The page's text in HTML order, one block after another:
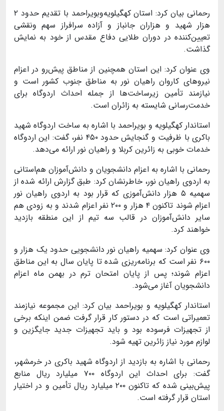
رحمانی بیان کرد: استان کهگیلویه‌وبویراحمد با تقدیم حدود ۲
هزار شهید و هزاران جانباز و آزاده سرافراز سهم ونقشی
تعیین‌کننده در دوران طلایی دفاع مقدس از خود به نمایش
گذاشت.
وی عنوان کرد: این استان همچنین از مناطق پیش‌رو در اعزام
نیروهای کاروان راهیان نور به مناطق جنوب کشور است و
نیازمند تأمین زیرساخت‌ها از جمله احداث اردوگاه برای
خدمت‌رسانی شایسته به زائران است.
استاندار کهگیلویه و بویراحمد با اشاره به ساخت اردوگاه شهید
باکری با ظرفیت و گنجایش حدود۴۵۰ نفر، گفت: این اردوگاه
خدمات خوبی به زائرین کربلا و راهیان نور ارائه می‌دهد.
رحمانی با اشاره به اعزام دانشجویان و دانش‌آموزان هم‌استانی
به اردوی راهیان نور، خاطرنشان کرد: طبق گزارش ارائه شده از
سهمیه ۵ هزار دانش‌آموزی که قرار بود به اردوی راهیان نور
اعزام شوند تاکنون ۴ هزار و
۲۰۰نفر اعزام شدند و به زودی هم
سایر دانش‌آموزان در قالب سه تیم از این منطقه بازدید
خواهند کرد.
وی عنوان کرد: سهمیه راهیان نور دانشجویی حدود یک هزار و
۶۰۰ نفر است که برنامه‌ریزی شده تا پایان سال به این مناطق
اعزام شوند؛ پس از پایان امتحان ترم در بهمن ماه اعزام
دانشجویان آغاز می‌شود.
استاندار کهگیلویه و بویراحمد بیان کرد: این مجموعه نیازمند
تعمیراتی است که در دستور کار قرار گرفت ضمن اینکه برخی
از تجهیزات فرسوده بود و باید تجهیزات جدید جایگزین و
لوازم مورد نیاز زائرین تهیه شود.
رحمانی با اشاره به بازدید از اردوگاه شهید باکری در خرمشهر،
گفت: برای احداث این اردوگاه۷۰۰ میلیارد ریال منابع
پیش‌بینی شده که تاکنون۲۰۰ میلیارد ریال تأمین و در اختیار
استان قرار گرفته است.